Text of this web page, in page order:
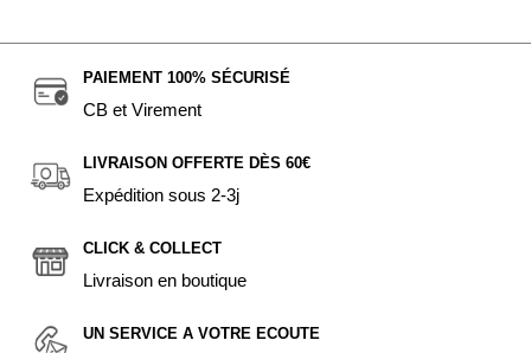
PAIEMENT 100% SÉCURISÉ
CB et Virement
LIVRAISON OFFERTE DÈS 60€
Expédition sous 2-3j
CLICK & COLLECT
Livraison en boutique
UN SERVICE A VOTRE ECOUTE